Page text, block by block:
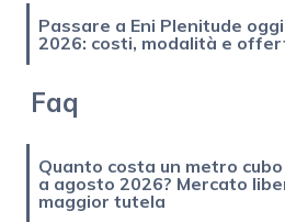
Passare a Eni Plenitude
2026: costi, modalità e
Faq
Quanto costa un metro cubo
a agosto 2026? Mercato
maggior tutela